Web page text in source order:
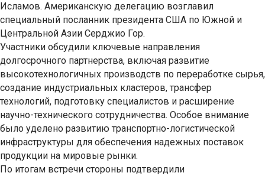
Исламов. Американскую делегацию возглавил
специальный посланник президента США по Южной и
Центральной Азии Серджио Гор.
Участники обсудили ключевые направления
долгосрочного партнерства, включая развитие
высокотехнологичных производств по переработке сырья,
создание индустриальных кластеров, трансфер
технологий, подготовку специалистов и расширение
научно-технического сотрудничества. Особое внимание
было уделено развитию транспортно-логистической
инфраструктуры для обеспечения надежных поставок
продукции на мировые рынки.
По итогам встречи стороны подтвердили